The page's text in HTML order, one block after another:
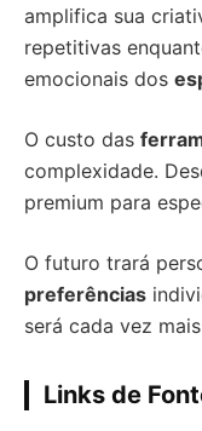
amplifica sua
repetitivas
emocionais dos
O custo das
complexidade.
premium para
O futuro trará
preferências
será cada vez
Links de